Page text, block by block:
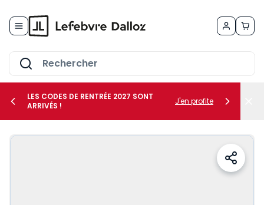
le sous-menu Vos métiers
LES CODES DE RENTRÉE 2027 SONT
ARRIVÉS !
J'en profite